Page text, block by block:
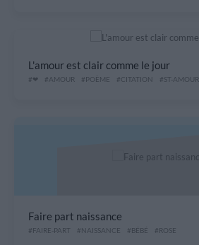
L'amour est clair comme le jour
#❤ #AMOUR #POÈME #CITATION #ST-AMOUR
Faire part naissance
#FAIRE-PART #NAISSANCE #BÉBÉ #ROSE